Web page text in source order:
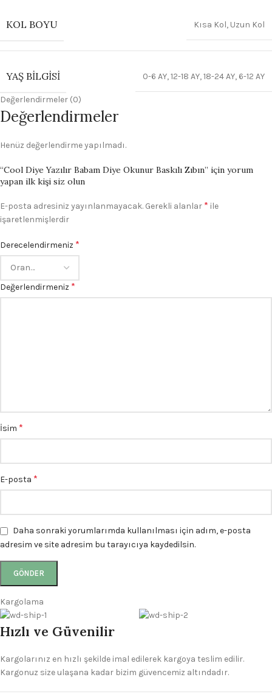
KOL BOYU Kısa Kol, Uzun Kol
YAŞ BILGISI 0-6 AY,12-18 AY,18-24 AY, 6-12 AY
Değerlendirmeler (0)
Değerlendirmeler
Henüz değerlendirme yapılmadı.
“Cool Diye Yazılır Babam Diye Okunur Baskılı Zıbın” için yorum
yapan ilk kişi siz olun
E-posta adresiniz yayınlanmayacak. Gerekli alanlar * ile
işaretlenmişlerdir
Derecelendirmeniz *
Değerlendirmeniz *
İsim *
E-posta *
Daha sonraki yorumlarımda kullanılması için adım, e-posta
adresim ve site adresim bu tarayıcıya kaydedilsin.
Kargolama
Hızlı ve Güvenilir
Kargolarınız en hızlı şekilde imal edilerek kargoya teslim edilir.
Kargonuz size ulaşana kadar bizim güvencemiz altındadır.